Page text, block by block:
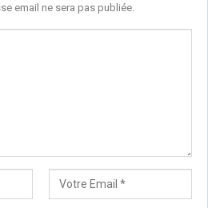
email ne sera pas publiée.